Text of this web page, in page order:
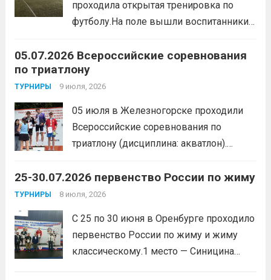
образа жизни. По итогам прохождения
всех этапов участники
проходила открытая тренировка по
футболу.На поле вышли воспитанники
Участники отработали технику владения
мячом и сыграли несколько коротких
товарищеских матчей.
05.07.2026 Всероссийские соревнования
по триатлону
ТУРНИРЫ 9 июля, 2026
05 июля в Железногорске проходили
Всероссийские соревнования по
триатлону (дисциплина: акватлон).
Макарова, Серов Станислав, занял 1
место. Подготовила спортсмена тренер-
Викторовна.Читать дальше
25-30.07.2026 первенство России по жиму
ТУРНИРЫ 8 июля, 2026
С 25 по 30 июня в Оренбурге проходило
первенство России по жиму и жиму
классическому.1 место — Синицина